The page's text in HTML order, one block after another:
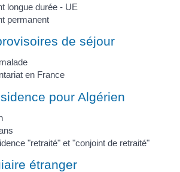
longue durée - UE
permanent
de séjour
en France
pour Algérien
"retraité" et "conjoint de retraité"
étranger